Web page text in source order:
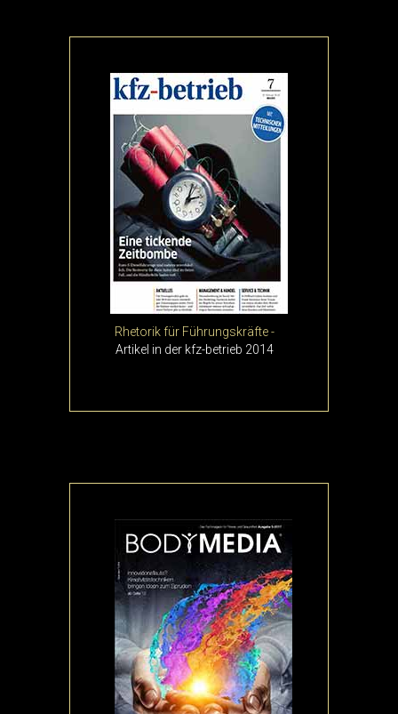
Rhetorik für Führungskräfte -
Artikel in der kfz-betrieb 2014